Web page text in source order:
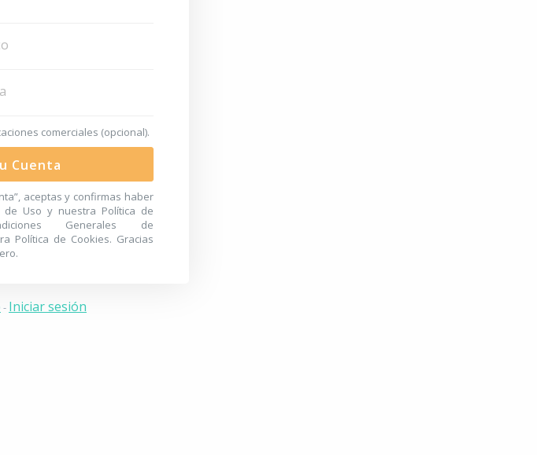
comerciales (opcional).
Cuenta
aceptas y confirmas haber
de Uso y nuestra Política de
Generales de
Política de Cookies. Gracias
- Iniciar sesión